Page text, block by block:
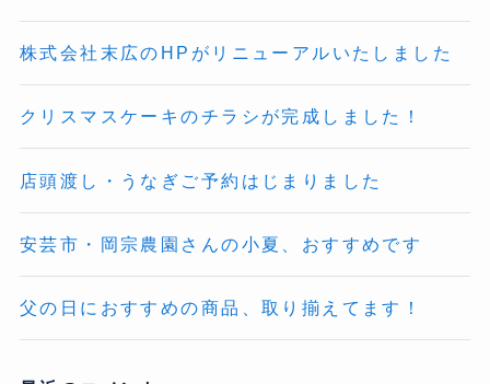
株式会社末広のHPがリニューアルいたしました
クリスマスケーキのチラシが完成しました！
店頭渡し・うなぎご予約はじまりました
安芸市・岡宗農園さんの小夏、おすすめです
父の日におすすめの商品、取り揃えてます！